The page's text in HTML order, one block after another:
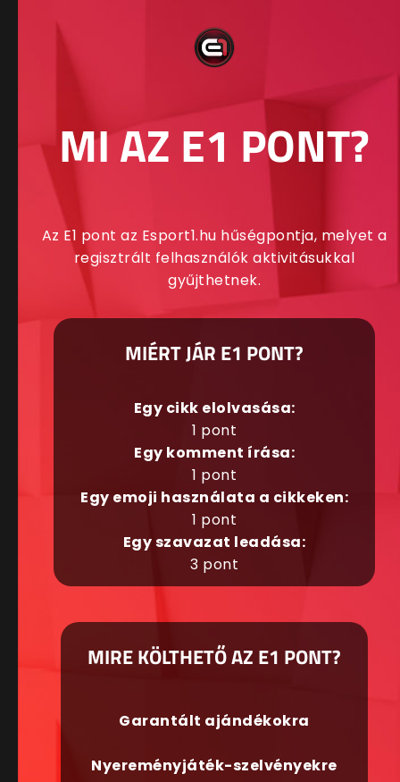
MI AZ E1 PONT?
Az E1 pont az Esport1.hu hűségpontja, melyet a
regisztrált felhasználók aktivitásukkal
gyűjthetnek.
MIÉRT JÁR E1 PONT?
Egy cikk elolvasása:
1 pont
Egy komment írása:
1 pont
Egy emoji használata a cikkeken:
1 pont
Egy szavazat leadása:
3 pont
MIRE KÖLTHETŐ AZ E1 PONT?
Garantált ajándékokra
Nyereményjáték-szelvényekre